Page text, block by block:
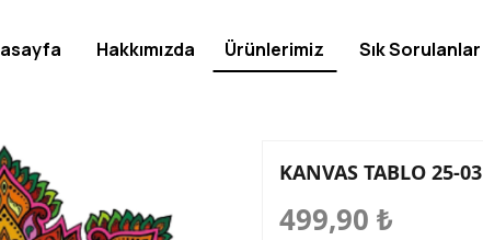
KANVAS TABLO 25-03
499,90 ₺
Hakkımızda Ürünlerimiz Sık Sorulanlar